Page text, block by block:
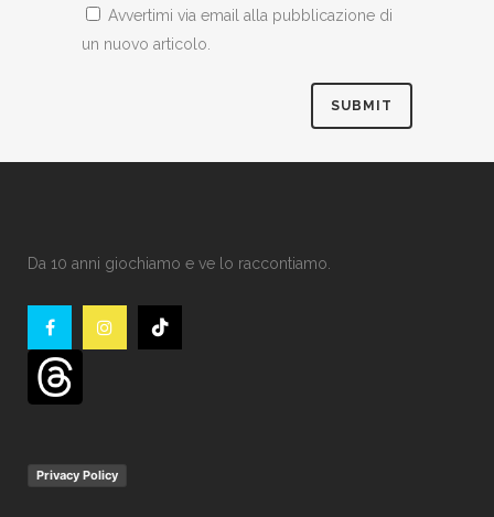
Avvertimi via email alla pubblicazione di
un nuovo articolo.
Da 10 anni giochiamo e ve lo raccontiamo.
Privacy Policy